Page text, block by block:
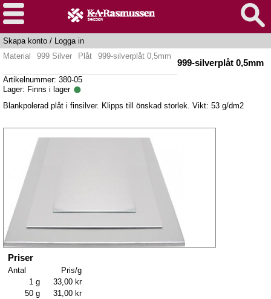
Skapa konto / Logga in
Material
999 Silver Plåt 999-silverplåt 0,5mm
999-silverplåt 0,5mm
Artikelnummer: 380-05
Lager: Finns i lager
Blankpolerad plåt i finsilver. Klipps till önskad storlek. Vikt: 53 g/dm2
Priser
Antal
Pris/g
1 g
33,00 kr
50 g
31,00 kr